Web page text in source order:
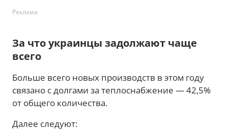
Реклама
За что украинцы задолжают чаще
всего
Больше всего новых производств в этом году
связано с долгами за теплоснабжение — 42,5%
от общего количества.
Далее следуют: